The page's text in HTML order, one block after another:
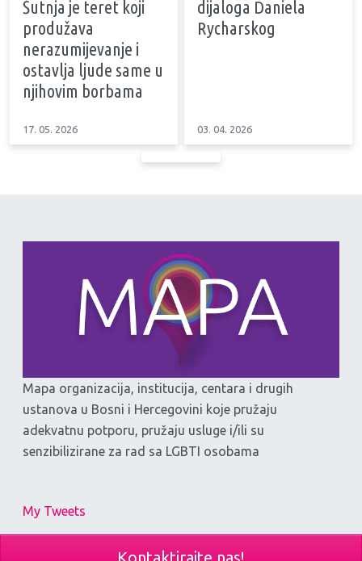
Šutnja je teret koji
produžava
nerazumijevanje i
ostavlja ljude same u
njihovim borbama
17. 05. 2026
dijaloga Daniela
Rycharskog
03. 04. 2026
Mapa organizacija, institucija, centara i drugih
ustanova u Bosni i Hercegovini koje pružaju
adekvatnu potporu, pružaju usluge i/ili su
senzibilizirane za rad sa LGBTI osobama
My Tweets
Kontaktirajte nas!